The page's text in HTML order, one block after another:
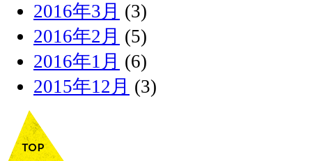
2016年3月 (3)
2016年2月 (5)
2016年1月 (6)
2015年12月 (3)